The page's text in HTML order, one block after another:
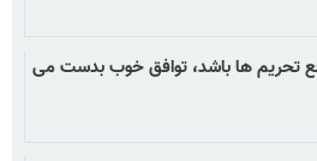
تحریم ها باشد، توافق خوب بدست می